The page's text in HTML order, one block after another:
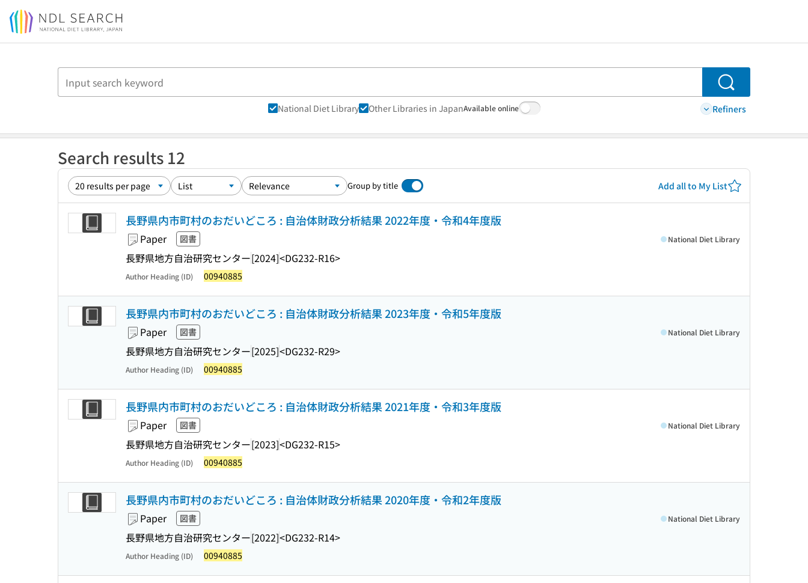
Jump to main content
Search
National Diet Library Other Libraries in JapanAvailable online Refiners
Search results 12
Group by title Add all to My List
長野県内市町村のおだいどころ : 自治体財政分析結果 2022年度・令和4年度版
Paper 図書
長野県地方自治研究センター[2024]<DG232-R16>
National Diet Library
Author Heading (ID) 00940885
長野県内市町村のおだいどころ : 自治体財政分析結果 2023年度・令和5年度版
Paper 図書
長野県地方自治研究センター[2025]<DG232-R29>
National Diet Library
Author Heading (ID) 00940885
長野県内市町村のおだいどころ : 自治体財政分析結果 2021年度・令和3年度版
Paper 図書
長野県地方自治研究センター[2023]<DG232-R15>
National Diet Library
Author Heading (ID) 00940885
長野県内市町村のおだいどころ : 自治体財政分析結果 2020年度・令和2年度版
Paper 図書
長野県地方自治研究センター[2022]<DG232-R14>
National Diet Library
Author Heading (ID) 00940885